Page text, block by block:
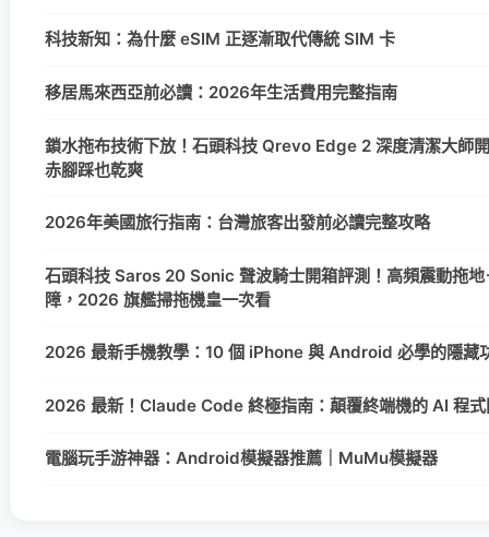
科技新知：為什麼 eSIM 正逐漸取代傳統 SIM 卡
移居馬來西亞前必讀：2026年生活費用完整指南
鎖水拖布技術下放！石頭科技 Qrevo Edge 2 深度清潔大師
赤腳踩也乾爽
2026年美國旅行指南：台灣旅客出發前必讀完整攻略
石頭科技 Saros 20 Sonic 聲波騎士開箱評測！高頻震動拖
障，2026 旗艦掃拖機皇一次看
2026 最新手機教學：10 個 iPhone 與 Android 必學的隱藏
2026 最新！Claude Code 終極指南：顛覆終端機的 AI 程式
電腦玩手游神器：Android模擬器推薦｜MuMu模擬器